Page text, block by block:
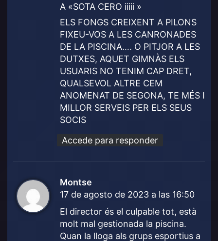
A «SOTA CERO iiiii »
ELS FONGS CREIXENT A PILONS
FIXEU-VOS A LES CANRONADES
DE LA PISCINA…. O PITJOR A LES
DUTXES, AQUET GIMNÀS ELS
USUARIS NO TENIM CAP DRET,
QUALSEVOL ALTRE CEM
ANOMENAT DE SEGONA, TE MÉS I
MILLOR SERVEIS PER ELS SEUS
SOCIS
Accede para responder
Montse
i
e
:
17 de agosto de 2023 a las 16:50
El director és el culpable tot, està
molt mal gestionada la piscina.
Quan la lloga als grups esportius a